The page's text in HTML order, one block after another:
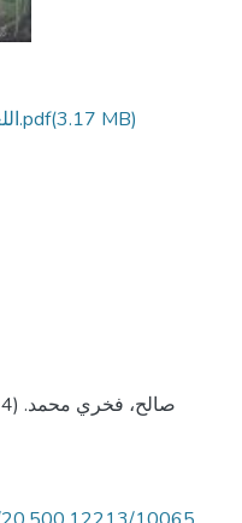
اللغة العربية أداء ونطقا وكتابة واملاء.pdf(3.17 MB)